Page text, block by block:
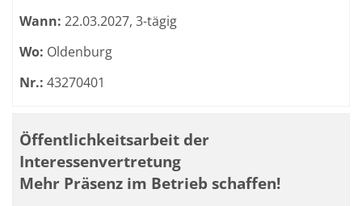
Wann: 22.03.2027, 3-tägig
Wo: Oldenburg
Nr.: 43270401
Öffentlichkeitsarbeit der
Interessenvertretung
Mehr Präsenz im Betrieb schaffen!